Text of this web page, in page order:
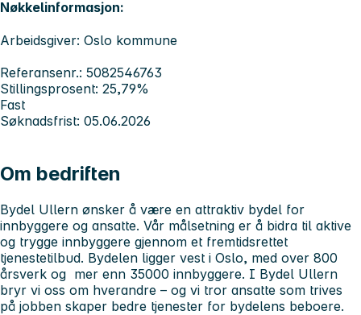
Nøkkelinformasjon:
Arbeidsgiver: Oslo kommune
Referansenr.: 5082546763
Stillingsprosent: 25,79%
Fast
Søknadsfrist: 05.06.2026
Om bedriften
Bydel Ullern ønsker å være en attraktiv bydel for
innbyggere og ansatte. Vår målsetning er å bidra til aktive
og trygge innbyggere gjennom et fremtidsrettet
tjenestetilbud. Bydelen ligger vest i Oslo, med over 800
årsverk og mer enn 35000 innbyggere. I Bydel Ullern
bryr vi oss om hverandre – og vi tror ansatte som trives
på jobben skaper bedre tjenester for bydelens beboere.